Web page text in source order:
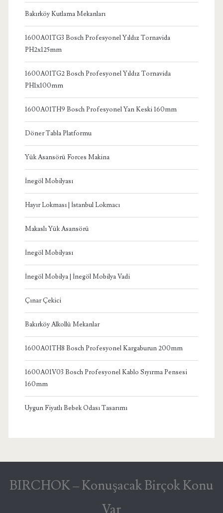
Bakırköy Kutlama Mekanları
1600A01TG3 Bosch Profesyonel Yıldız Tornavida
PH2x125mm
1600A01TG2 Bosch Profesyonel Yıldız Tornavida
PH1x100mm
1600A01TH9 Bosch Profesyonel Yan Keski 160mm
Döner Tabla Platformu
Yük Asansörü Forces Makina
İnegöl Mobilyası
Hayır Lokması | İstanbul Lokmacı
Makaslı Yük Asansörü
İnegöl Mobilyası
İnegöl Mobilya | İnegöl Mobilya Vadi
Çınar Çekici
Bakırköy Alkollü Mekanlar
1600A01TH8 Bosch Profesyonel Kargaburun 200mm
1600A01V03 Bosch Profesyonel Kablo Sıyırma Pensesi
160mm
Uygun Fiyatlı Bebek Odası Tasarımı
BIRCHOK – Konuşacak Birçok Konu